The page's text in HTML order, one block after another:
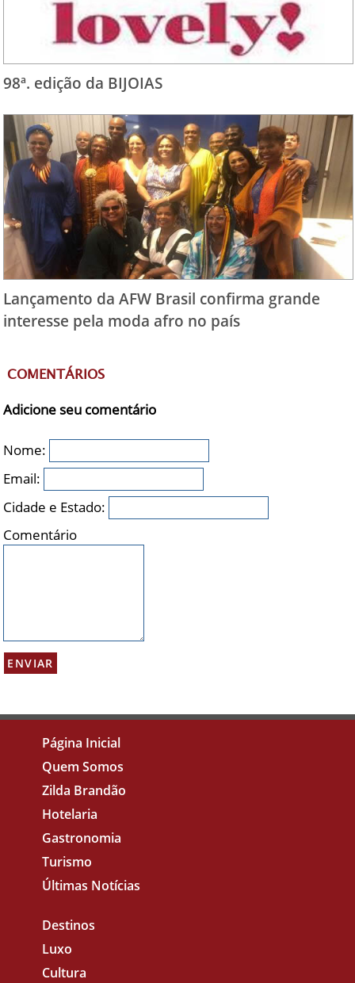
98ª. edição da BIJOIAS
Lançamento da AFW Brasil confirma grande
interesse pela moda afro no país
COMENTÁRIOS
Adicione seu comentário
Nome:
Email:
Cidade e Estado:
Comentário
Página Inicial
Quem Somos
Zilda Brandão
Hotelaria
Gastronomia
Turismo
Últimas Notícias
Destinos
Luxo
Cultura